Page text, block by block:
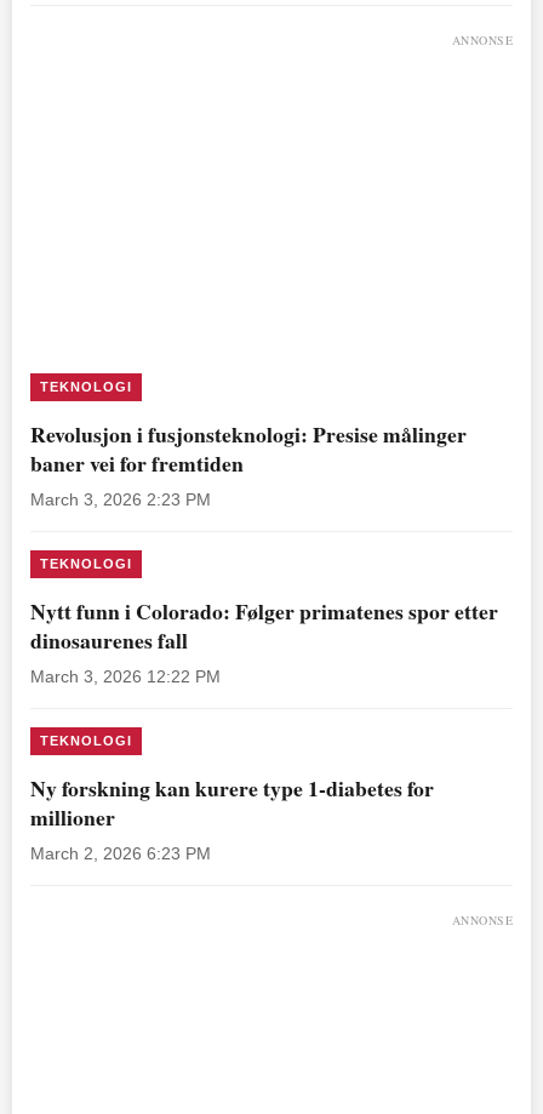
ANNONSE
TEKNOLOGI
Revolusjon i fusjonsteknologi: Presise målinger
baner vei for fremtiden
March 3, 2026 2:23 PM
TEKNOLOGI
Nytt funn i Colorado: Følger primatenes spor etter
dinosaurenes fall
March 3, 2026 12:22 PM
TEKNOLOGI
Ny forskning kan kurere type 1-diabetes for
millioner
March 2, 2026 6:23 PM
ANNONSE